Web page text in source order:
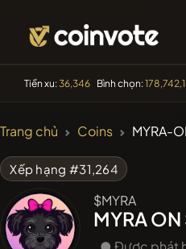
Tiền xu:36,346 Bình chọn:
Trang chủ Coins MYRA-
Xếp hạng #31,264
$MYRA
MYRA